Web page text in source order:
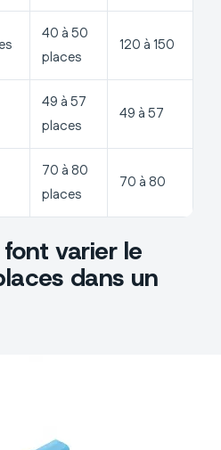
40 à 50
places
120 à 150
49 à 57
places
49 à 57
70 à 80
places
70 à 80
varier le
dans un